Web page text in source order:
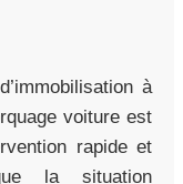
à
voiture est
rapide et
la situation